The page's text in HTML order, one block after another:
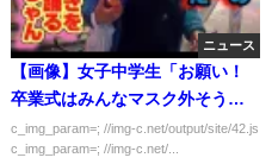
ニュース
【画像】女子中学生「お願い！
卒業式はみんなマスク外そう
よ！」→結果
c_img_param=; //img-c.net/output/site/42.js
c_img_param=; //img-c.net/...